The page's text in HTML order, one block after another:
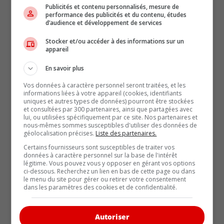
EMPATTEMENT 2 910 mm
LONGUEUR 4 966 mmCTS-V5 021 mm
LARGEUR 1 833 mm
HAUTEUR 1 454 mm
POIDS 2.0T 2AR 1 642 kg4RM 1 713 kg3.6 2AR
1 703 kg4RM1763 kg Vsport 1 807 kgCTS-V1 880
kg
RÉPARTITION DU POIDS AV/ARR (%)53/47
DIAMÈTRE DE BRAQUAGE 2.0T 11,3 m 3.6 4RM
11,9 m Vsport 11,5 m CTS-V 12,3 m
COFFRE 388 L
RÉSERVOIR DE CARBURANT 72 L
CAPACITÉ DE REMORQUAGE3.6454 kg
Publicités et contenu personnalisés, mesure de
performance des publicités et du contenu, études
d’audience et développement de services
Stocker et/ou accéder à des informations sur un
appareil
En savoir plus
Vos données à caractère personnel seront traitées, et les
informations liées à votre appareil (cookies, identifiants
uniques et autres types de données) pourront être stockées
et consultées par 300 partenaires, ainsi que partagées avec
lui, ou utilisées spécifiquement par ce site. Nos partenaires et
nous-mêmes sommes susceptibles d'utiliser des données de
géolocalisation précises. Liste des partenaires.
Certains fournisseurs sont susceptibles de traiter vos
données à caractère personnel sur la base de l'intérêt
légitime. Vous pouvez vous y opposer en gérant vos options
ci-dessous. Recherchez un lien en bas de cette page ou dans
le menu du site pour gérer ou retirer votre consentement
dans les paramètres des cookies et de confidentialité.
Autoriser